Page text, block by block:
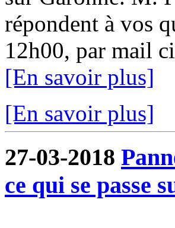
répondent à vos
12h00, par mail
[En savoir plus]
[En savoir plus]
27-03-2018
ce qui se passe